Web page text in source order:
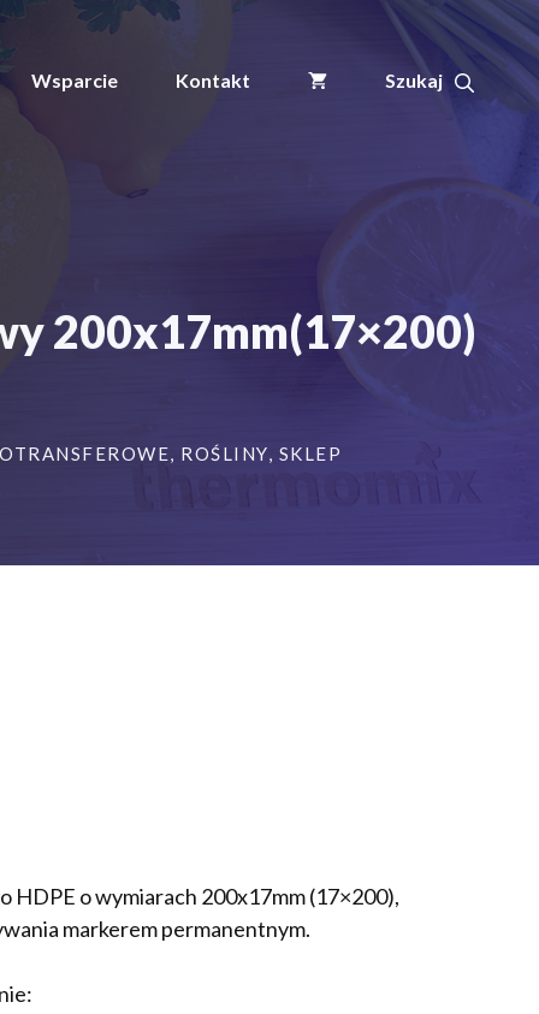
Wsparcie Kontakt
200x17mm(17×200)
, ROŚLINY, SKLEP
o wymiarach 200x17mm (17×200),
markerem permanentnym.
ogrodnicze
pętlowe